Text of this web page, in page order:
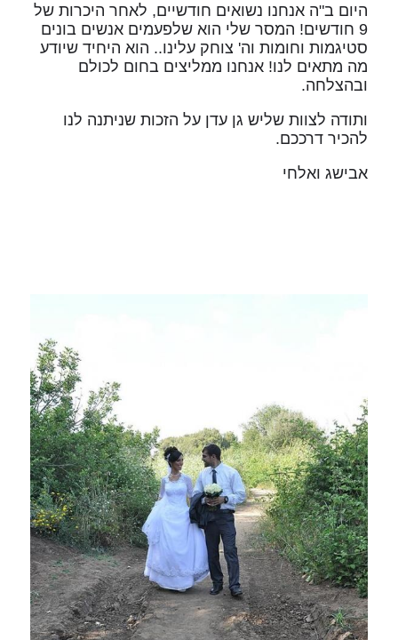
היום ב"ה אנחנו נשואים חודשיים, לאחר היכרות של
9 חודשים! המסר שלי הוא שלפעמים אנשים בונים
סטיגמות וחומות וה' צוחק עלינו.. הוא היחיד שיודע
מה מתאים לנו! אנחנו ממליצים בחום לכולם
ובהצלחה.
ותודה לצוות שליש גן עדן על הזכות שניתנה לנו
להכיר דרככם.
אבישג ואלחי